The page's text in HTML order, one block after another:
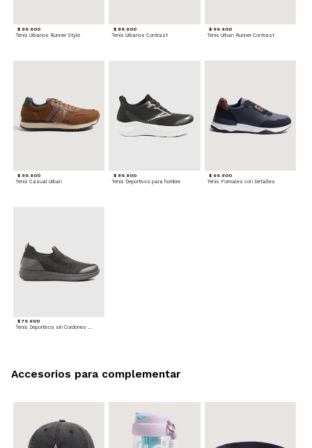
$ 99.900
Tenis Urbanos Runner Style
$ 89.900
Tenis Urbanos Contrast
$ 99.900
Tenis Urban Runner Contrast
$ 99.900
Tenis Casual Urban
$ 89.900
Tenis Deportivos para hombre
$ 99.900
Tenis Formales con Detalles
$ 79.900
Tenis Deportivos sin Cordones para hombre
Accesorios para complementar